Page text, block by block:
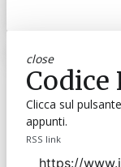
close
Codice
Clicca sul
appunti.
RSS link